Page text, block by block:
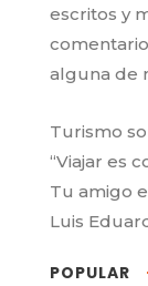
escritos y
alguna de
Turismo
“Viajar es
Tu amigo
Luis
POPULAR